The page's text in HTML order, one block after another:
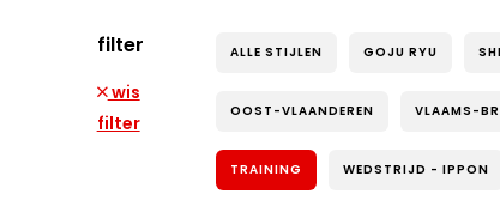
filter
wis
filter
ALLE STIJLEN GOJU RYU
OOST-VLAANDEREN VLAAMS-
TRAINING WEDSTRIJD - IPPON